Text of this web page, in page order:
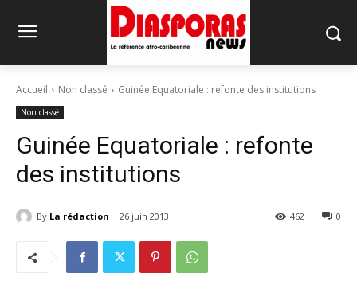
Accueil Non classé Guinée Equatoriale : refonte des institutions
Non classé
Guinée Equatoriale : refonte
des institutions
By La rédaction 26 juin 2013 0
462